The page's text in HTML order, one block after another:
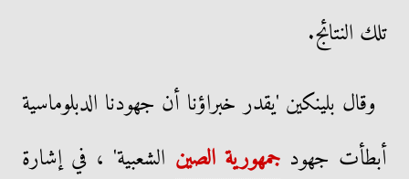
تلك النتائج.
وقال بلينكين 'يقدر خبراؤنا أن جهودنا الدبلوماسية
أبطأت جهودجمهورية الصين الشعبية' ، في إشارة